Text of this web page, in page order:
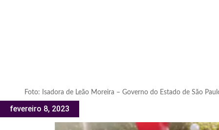
Foto: Isadora de Leão Moreira – Governo do Estado de São
fevereiro 8, 2023